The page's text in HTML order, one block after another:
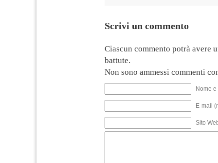
Scrivi un commento
Ciascun commento potrà avere
battute.
Non sono ammessi commenti
Nome
E-mail
Sito